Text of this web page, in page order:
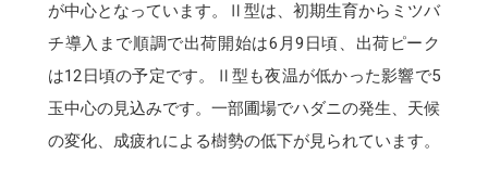
が中心となっています。Ⅱ型は、初期生育からミツバ
チ導入まで順調で出荷開始は6月9日頃、出荷ピーク
は12日頃の予定です。Ⅱ型も夜温が低かった影響で5
玉中心の見込みです。一部圃場でハダニの発生、天候
の変化、成疲れによる樹勢の低下が見られています。